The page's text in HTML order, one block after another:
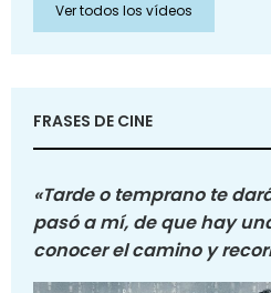
Ver todos los vídeos
FRASES DE CINE
«Tarde o temprano te
pasó a mí, de que hay
conocer el camino y